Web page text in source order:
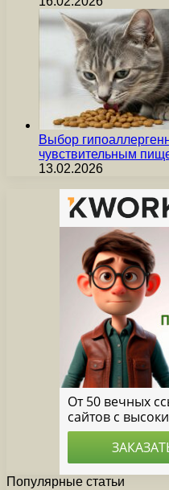
Выбор
чувствительным
13.02.2026
Популярные статьи